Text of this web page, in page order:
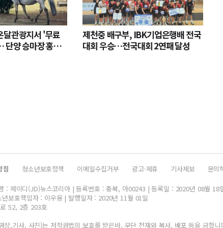
달관광지서 '무료
양 승마장 홍보
제천중 배구부, IBK기업은행배 전국
대회 우승…전국대회 2연패 달성
침 청소년보호정책 이메일수집거부 광고·제휴 기사제보 문의
: 제이디(JD)뉴스코리아 | 등록번호 : 충북, 아00243 | 등록일 : 2020년 08월 18
보호책임자 : 이우용 | 발행일자 : 2020년 11월 01일
52, 2층 203호
상,기사, 사진)는 저작권법의 보호를 받은바, 무단 전재와 복사, 배포 등을 금합니